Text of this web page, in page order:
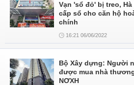
Vạn 'sổ đỏ' bị treo,
cấp sổ cho căn hộ
chính
16:21 06/06/2022
Bộ Xây dựng: Người
được mua nhà
NƠXH